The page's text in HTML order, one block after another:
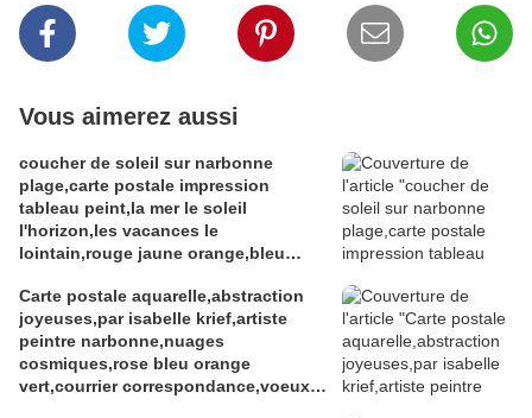
Vous aimerez aussi
coucher de soleil sur narbonne
plage,carte postale impression
tableau peint,la mer le soleil
l'horizon,les vacances le
lointain,rouge jaune orange,bleu
Carte postale aquarelle,abstraction
joyeuses,par isabelle krief,artiste
peintre narbonne,nuages
cosmiques,rose bleu orange
vert,courrier correspondance,voeux